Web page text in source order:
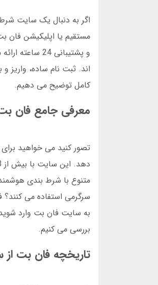
اگر به دنبال یک سایت
اند. ثبت نام ساده،
کامل توضیح می دهیم.
معرفی جامع فان
تصور کنید می خواهید
به سایت فان بت وارد
بررسی می کنیم.
تاریخچه فان بت از سال 1395 تا